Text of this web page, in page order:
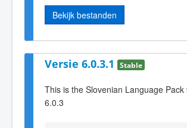
Bekijk bestanden
Versie 6.0.3.1 Stable
This is the Slovenian Language Pack
6.0.3